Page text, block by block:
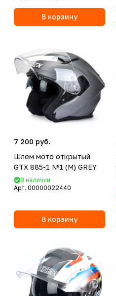
В корзину
7 200 руб.
Шлем мото открытый
GTX 885-1 №1 (M) GREY
В наличии
Арт. 00000022440
В корзину